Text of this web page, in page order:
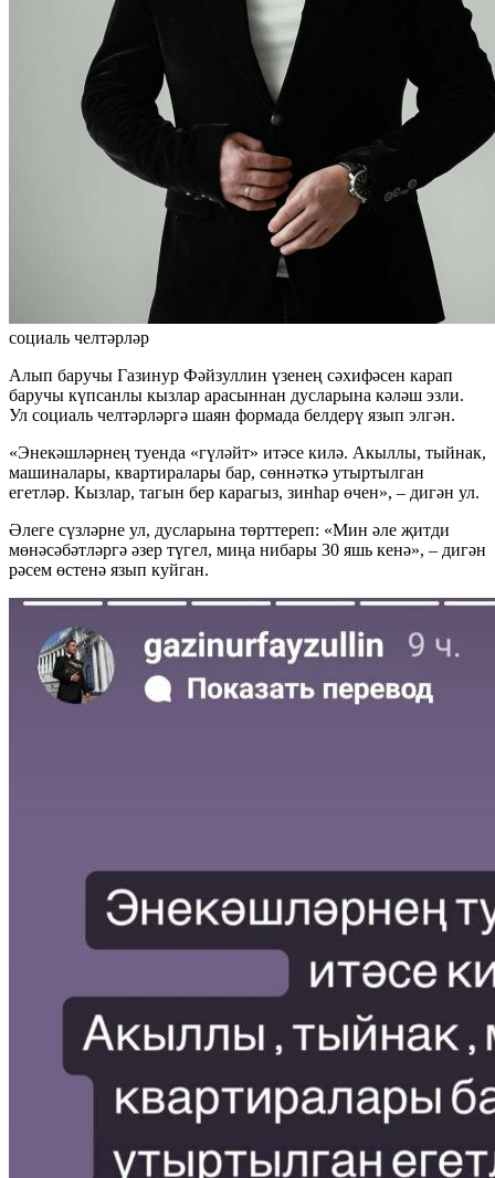
социаль челтәрләр
Алып баручы Газинур Фәйзуллин үзенең сәхифәсен карап
баручы күпсанлы кызлар арасыннан дусларына кәләш эзли.
Ул социаль челтәрләргә шаян формада белдерү язып элгән.
«Энекәшләрнең туенда «гүләйт» итәсе килә. Акыллы, тыйнак,
машиналары, квартиралары бар, сөннәткә утыртылган
егетләр. Кызлар, тагын бер карагыз, зинһар өчен», – дигән ул.
Әлеге сүзләрне ул, дусларына төрттереп: «Мин әле җитди
мөнәсәбәтләргә әзер түгел, миңа нибары 30 яшь кенә», – дигән
рәсем өстенә язып куйган.